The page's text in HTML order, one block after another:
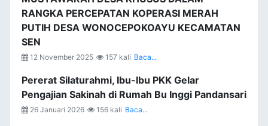
RANGKA PERCEPATAN KOPERASI MERAH
PUTIH DESA WONOCEPOKOAYU KECAMATAN
SEN
12 November 2025 157 kali Baca...
Pererat Silaturahmi, Ibu-Ibu PKK Gelar
Pengajian Sakinah di Rumah Bu Inggi Pandansari
26 Januari 2026 156 kali Baca...